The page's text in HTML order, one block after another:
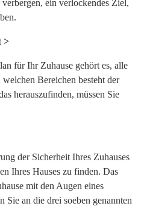
ein verlockendes Ziel,
>
für Ihr Zuhause gehört es, alle
Bereichen besteht der
herauszufinden, müssen Sie
der Sicherheit Ihres Zuhauses
Ihres Hauses zu finden. Das
mit den Augen eines
an die drei soeben genannten